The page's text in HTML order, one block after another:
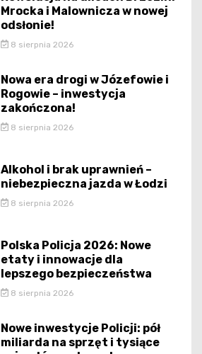
Mrocka i Malownicza w nowej
odsłonie!
8 sierpnia 2026
Nowa era drogi w Józefowie i
Rogowie – inwestycja
zakończona!
8 sierpnia 2026
Alkohol i brak uprawnień –
niebezpieczna jazda w Łodzi
8 sierpnia 2026
Polska Policja 2026: Nowe
etaty i innowacje dla
lepszego bezpieczeństwa
8 sierpnia 2026
Nowe inwestycje Policji: pół
miliarda na sprzęt i tysiące